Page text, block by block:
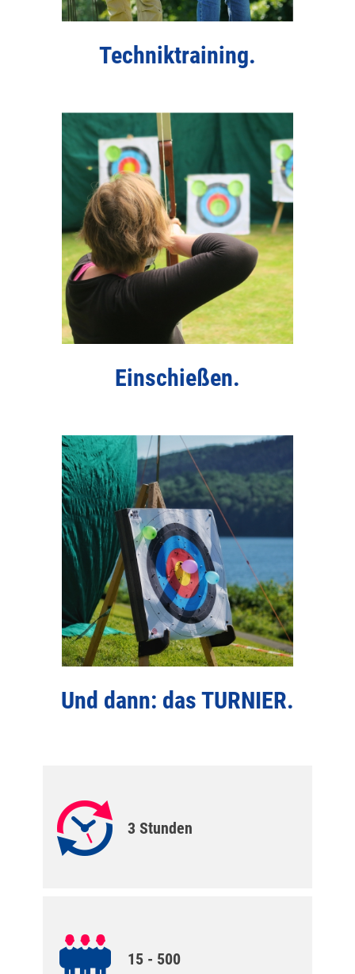
Techniktraining.
Einschießen.
Und dann: das TURNIER.
3 Stunden
15 - 500